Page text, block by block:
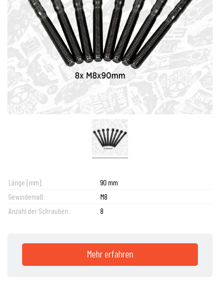
Länge [mm]:
90 mm
Gewindemaß:
M8
Anzahl der Schrauben:
8
Mehr erfahren